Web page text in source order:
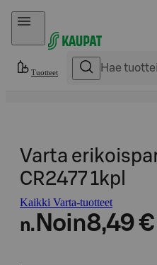
Hyppää sisältöön
Tuotteet
Varta
CR2477 1kpl
Kaikki Varta-tuotteet
n. Noin8,49 €